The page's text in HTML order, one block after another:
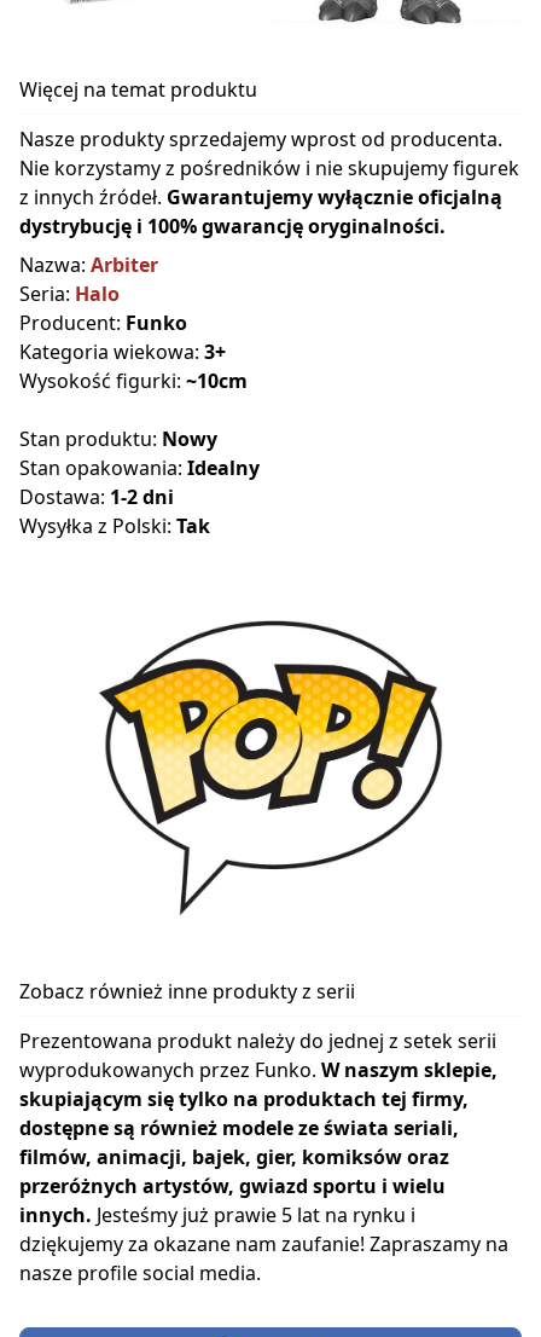
Więcej na temat produktu
Nasze produkty sprzedajemy wprost od producenta.
Nie korzystamy z pośredników i nie skupujemy figurek
z innych źródeł. Gwarantujemy wyłącznie oficjalną
dystrybucję i 100% gwarancję oryginalności.
Nazwa: Arbiter
Seria: Halo
Producent: Funko
Kategoria wiekowa: 3+
Wysokość figurki: ~10cm
Stan produktu: Nowy
Stan opakowania: Idealny
Dostawa: 1-2 dni
Wysyłka z Polski: Tak
Zobacz również inne produkty z serii
Prezentowana produkt należy do jednej z setek serii
wyprodukowanych przez Funko. W naszym sklepie,
skupiającym się tylko na produktach tej firmy,
dostępne są również modele ze świata seriali,
filmów, animacji, bajek, gier, komiksów oraz
przeróżnych artystów, gwiazd sportu i wielu
innych. Jesteśmy już prawie 5 lat na rynku i
dziękujemy za okazane nam zaufanie! Zapraszamy na
nasze profile social media.